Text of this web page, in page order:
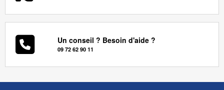
Un conseil ? Besoin d'aide ?
09 72 62 90 11